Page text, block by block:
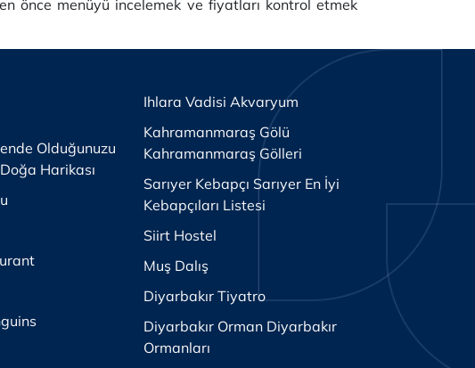
önce menüyü incelemek ve fiyatları kontrol etmek
Olduğunuzu
Harikası
Ihlara Vadisi Akvaryum
Kahramanmaraş Gölü
Kahramanmaraş Gölleri
Sarıyer Kebapçı Sarıyer En İyi
Kebapçıları Listesi
Siirt Hostel
Muş Dalış
Diyarbakır Tiyatro
Diyarbakır Orman Diyarbakır
Ormanları